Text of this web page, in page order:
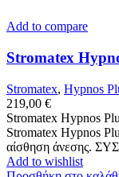
Add to compare
Stromatex
Stromatex, Hypnos
219,00 €
Stromatex Hypnos
Stromatex Hypnos
αίσθηση άνεσης.
Add to wishlist